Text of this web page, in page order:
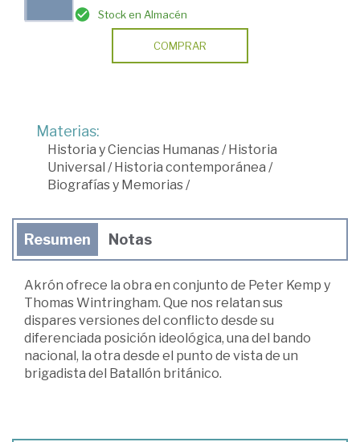
Stock en Almacén
COMPRAR
Materias:
Historia y Ciencias Humanas/Historia
Universal /Historia contemporánea /
Biografías y Memorias/
Resumen Notas
Akrón ofrece la obra en conjunto de Peter Kemp y
Thomas Wintringham. Que nos relatan sus
dispares versiones del conflicto desde su
diferenciada posición ideológica, una del bando
nacional, la otra desde el punto de vista de un
brigadista del Batallón británico.